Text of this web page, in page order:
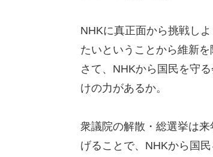
NHKに真正面から挑戦し
たいということから維新
さて、NHKから国民を守
けの力があるか。
衆議院の解散・総選挙は
げることで、NHKから国